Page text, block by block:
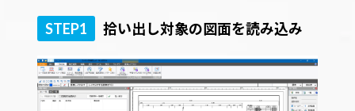
STEP1 拾い出し対象の図面を読み込み